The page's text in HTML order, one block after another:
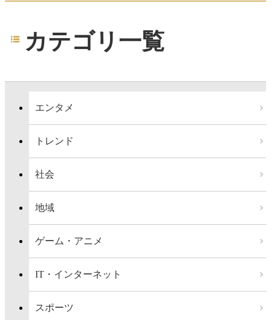
カテゴリ一覧
エンタメ
トレンド
社会
地域
ゲーム・アニメ
IT・インターネット
スポーツ